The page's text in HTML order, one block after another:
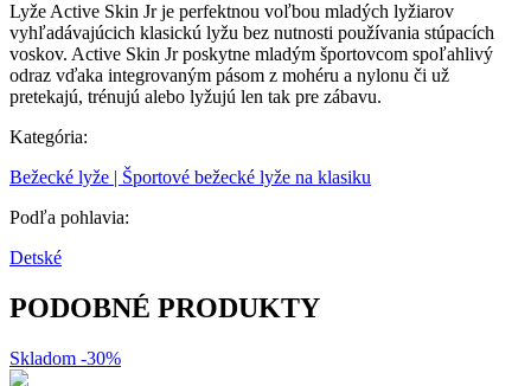
Lyže Active Skin Jr je perfektnou voľbou mladých lyžiarov
vyhľadávajúcich klasickú lyžu bez nutnosti používania stúpacích
voskov. Active Skin Jr poskytne mladým športovcom spoľahlivý
odraz vďaka integrovaným pásom z mohéru a nylonu či už
pretekajú, trénujú alebo lyžujú len tak pre zábavu.
Kategória:
Bežecké lyže | Športové bežecké lyže na klasiku
Podľa pohlavia:
Detské
PODOBNÉ PRODUKTY
Skladom -30%